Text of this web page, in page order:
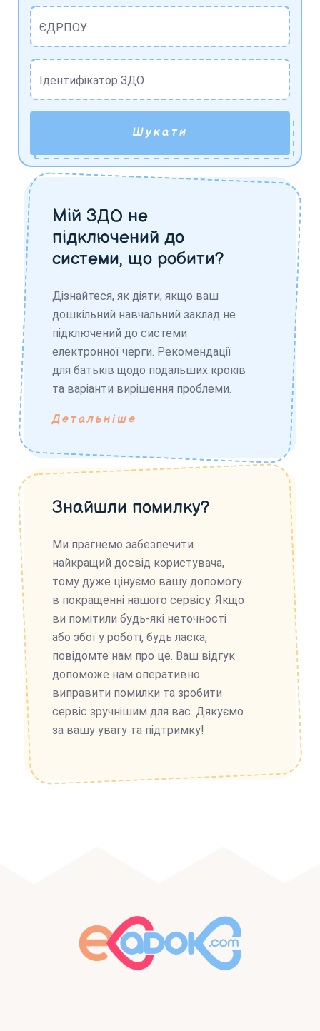
ЄДРПОУ
Ідентифікатор ЗДО
Шукати
Мій ЗДО не
підключений до
системи, що робити?
Дізнайтеся, як діяти, якщо ваш
дошкільний навчальний заклад не
підключений до системи
електронної черги. Рекомендації
для батьків щодо подальших кроків
та варіанти вирішення проблеми.
Детальніше
Знайшли помилку?
Ми прагнемо забезпечити
найкращий досвід користувача,
тому дуже цінуємо вашу допомогу
в покращенні нашого сервісу. Якщо
ви помітили будь-які неточності
або збої у роботі, будь ласка,
повідомте нам про це. Ваш відгук
допоможе нам оперативно
виправити помилки та зробити
сервіс зручнішим для вас. Дякуємо
за вашу увагу та підтримку!